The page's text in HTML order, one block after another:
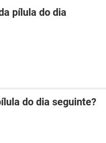
pílula do dia
do dia seguinte?